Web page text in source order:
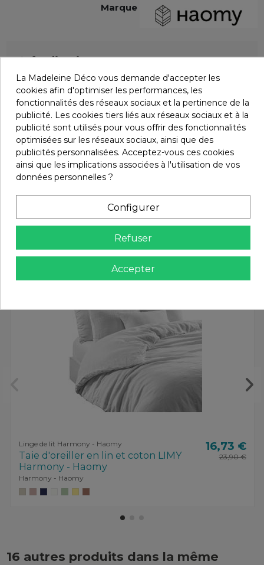
Marque
Infos livraisons
Retours et remboursements
Avis (0)
Les clients qui ont acheté ce produit
ont également acheté :
Promo !
-30%
Linge de lit Harmony - Haomy
Taie d'oreiller en lin et coton LIMY
Harmony - Haomy
Harmony - Haomy
16,73 €
23,90 €
16 autres produits dans la même
La Madeleine Déco vous demande d'accepter les
cookies afin d'optimiser les performances, les
fonctionnalités des réseaux sociaux et la pertinence de la
publicité. Les cookies tiers liés aux réseaux sociaux et à la
publicité sont utilisés pour vous offrir des fonctionnalités
optimisées sur les réseaux sociaux, ainsi que des
publicités personnalisées. Acceptez-vous ces cookies
ainsi que les implications associées à l'utilisation de vos
données personnelles ?
Configurer
Refuser
Accepter